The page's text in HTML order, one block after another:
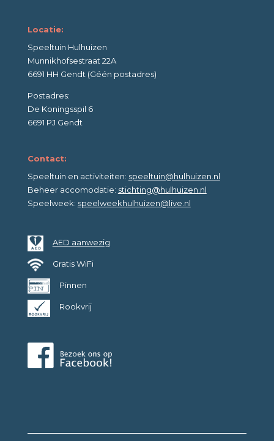
Locatie:
Speeltuin Hulhuizen
Munnikhofsestraat 22A
6691 HH Gendt (Géén postadres)
Postadres:
De Koningsspil 6
6691 PJ Gendt
Contact:
Speeltuin en activiteiten: speeltuin@hulhuizen.nl
Beheer accomodatie: stichting@hulhuizen.nl
Speelweek: speelweekhulhuizen@live.nl
AED aanwezig
Gratis WiFi
Pinnen
Rookvrij